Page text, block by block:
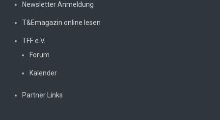
Newsletter Anmeldung
T&Emagazin online lesen
TFF e.V.
Forum
Kalender
Partner Links